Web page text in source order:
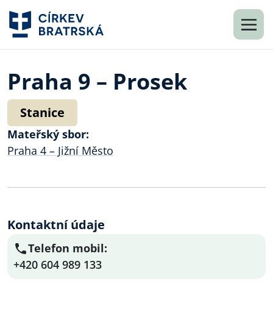
Praha 9 – Prosek
Stanice
Mateřský sbor:
Praha 4 – Jižní Město
Kontaktní údaje
Telefon mobil:
+420 604 989 133